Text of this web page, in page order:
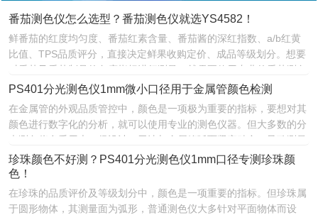
番茄测色仪怎么选型？番茄测色仪就选YS4582！
鲜番茄的红度均匀度、番茄红素含量、番茄酱的深红指数、a/b红黄
比值、TPS品质评分，直接决定鲜果收购定价、成品等级划分。想要
对番茄及番茄制品的色度指标进行测量，就需要使用专业的番茄测色
仪。那么，番茄测色仪怎么选型？番茄测色仪就选YS4582！
PS401分光测色仪1mm微小口径用于金属管颜色检测
在金属管的外观品质管控中，颜色是一项极为重要的指标，要想对其
颜色进行数字化的分析，就可以使用专业的测色仪器。但大多数的分
光测色仪多采用大口径设计，无法与金属管弧面紧密贴合，导致测量
数据波动大。因此，为了准确测量其颜色就可以使用小口径分光测色
仪。本文介绍了PS401分光测色仪1mm口径用于金属管颜色检测，感
兴趣的朋友可以了解一下！
珍珠颜色不好测？PS401分光测色仪1mm口径专测珍珠颜
色！
在珍珠的品质评价及等级划分中，颜色是一项重要的指标。但珍珠属
于圆形物体，其测量面为弧形，普通测色仪大多针对平面物体而设